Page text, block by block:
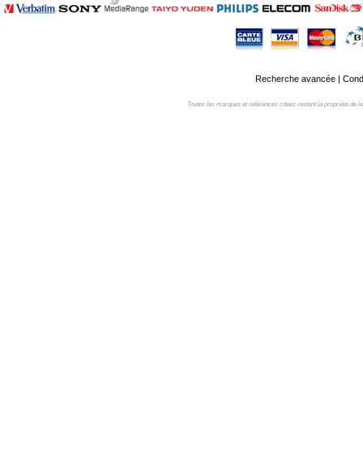
Recherche avancée|
Toutes les marques et références citées restent la propriété de